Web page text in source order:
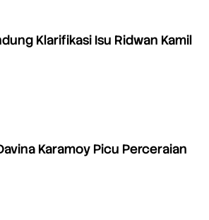
Klarifikasi Isu Ridwan Kamil
Karamoy Picu Perceraian